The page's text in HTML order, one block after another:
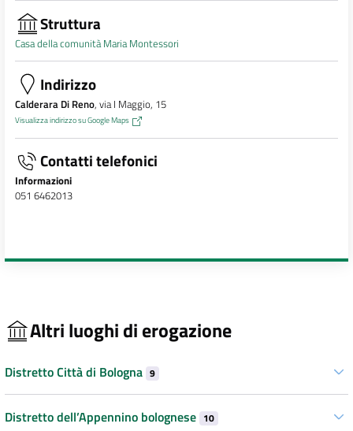
Struttura
Casa della comunità Maria Montessori
Indirizzo
Calderara Di Reno, via I Maggio, 15
Visualizza indirizzo su Google Maps
Contatti telefonici
Informazioni
051 6462013
Altri luoghi di erogazione
Distretto Città di Bologna 9
Distretto dell’Appennino bolognese 10